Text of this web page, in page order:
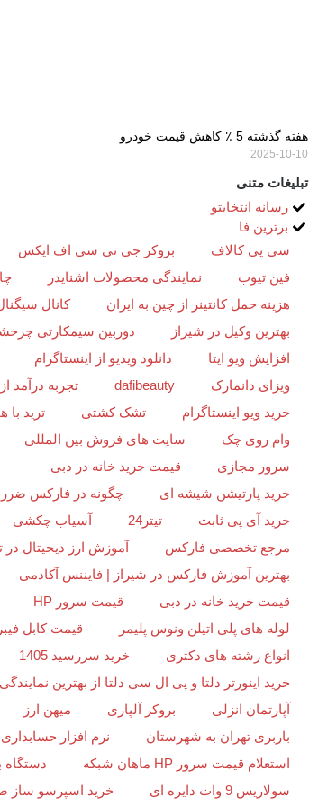
هفته گذشته 5 ٪ کاهش قیمت خودرو
2025-10-10
تبلیغات متنی
رسانه انتخابتو
برترین فا
سی پی کالاف
بروکر جی تی سی اف ایکس
فین تیوب
نمایندگی محصولات اشنایدر
هزینه حمل کانتینر از چین به ایران
کانال
بهترین وکیل در شیراز
دوربین سیمکارتی
افزایش ویو ایتا
دانلود ویدیو از اینستاگرام
ویزای دانمارک
dafibeauty
تجربه درآمد
خرید ویو اینستاگرام
تشک کشتی
ترید
وام روی چک
سایت های فروش بین المللی
سرور مجازی
قیمت خرید خانه در دبی
خرید پارتیشن شیشه ای
چگونه در فارکس ضرر
خرید آی پی ثابت
تیتر24
آسیاب چکشی
مرجع تخصصی فارکس
آموزش ارز دیجیتال در
بهترین آموزش فارکس در شیراز | فایننس آکادمی
قیمت خرید خانه در دبی
قیمت سرور HP
لوله های پلی اتیلن ونوس پلیمر
قیمت کابل
انواع رشته های دکتری
خرید سررسید 1405
خرید اینورتر دلتا و پی ال سی دلتا از بهترین نمایندگی
آپارتمان انزلی
بروکر آلپاری
میهن ارز
باربری تهران به شهرستان
نرم افزار حسابداری
استعلام قیمت سرور HP ماهان شبکه
دستگاه
سولاریس 9 وات دایره ای
خرید اسپرسو ساز